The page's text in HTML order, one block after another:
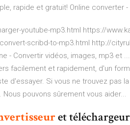
rapide et gratuit! Online converter
youtube-mp3.html https://
scribd-to-mp3.html http://
- Convertir vidéos, images, mp3 et
facilement et rapidement, d'un
d'essayer. Si vous ne trouvez pas
pouvons sûrement vous aider...
et téléchargeur